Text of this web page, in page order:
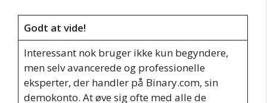
Godt at vide!
Interessant nok bruger ikke kun begyndere,
men selv avancerede og professionelle
eksperter, der handler på Binary.com, sin
demokonto. At øve sig ofte med alle de